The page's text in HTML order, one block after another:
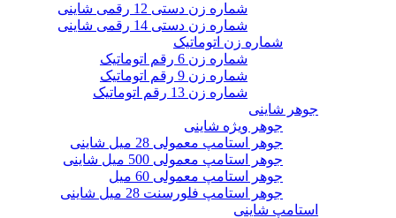
شماره زن دستی 12 رقمی شاینی
شماره زن دستی 14 رقمی شاینی
شماره زن اتوماتیک
شماره زن 6 رقم اتوماتیک
شماره زن 9 رقم اتوماتیک
شماره زن 13 رقم اتوماتیک
جوهر شاینی
جوهر ویژه شاینی
جوهر استامپ معمولی 28 میل شاینی
جوهر استامپ معمولی 500 میل شاینی
جوهر استامپ معمولی 60 میل
جوهر استامپ فلورسنت 28 میل شاینی
استامپ شاینی